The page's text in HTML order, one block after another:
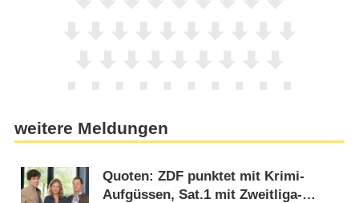
weitere Meldungen
Quoten: ZDF punktet mit Krimi-
Aufgüssen, Sat.1 mit Zweitliga-